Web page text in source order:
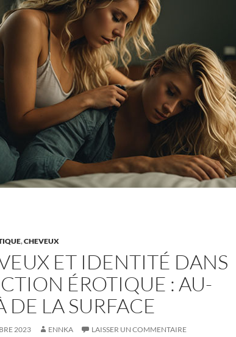
,CHEVEUX
ET IDENTITÉ DANS
ÉROTIQUE : AU-
DE LA SURFACE
2023 ENNKA LAISSER UN COMMENTAIRE